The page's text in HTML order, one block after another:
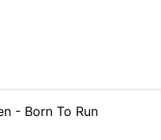
- Born To Run